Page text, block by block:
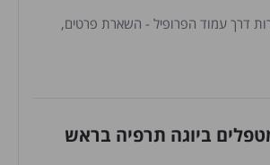
דרך עמוד הפרופיל - השארת פרטים,
ביוגה תרפיה בראש